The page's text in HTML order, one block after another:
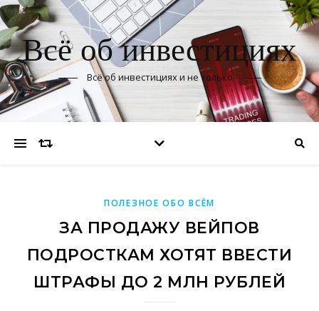
Всё об инвестициях
Всё об инвестициях и не только
ПОЛЕЗНОЕ ОБО ВСЁМ
ЗА ПРОДАЖУ ВЕЙПОВ
ПОДРОСТКАМ ХОТЯТ ВВЕСТИ
ШТРАФЫ ДО 2 МЛН РУБЛЕЙ